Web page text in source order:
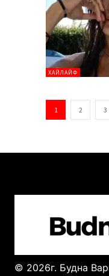
ХАЙЛАЙФ
1 2 3
© 2026г. Будна